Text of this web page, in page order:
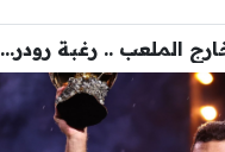
اشتعل الكلاسيكو خارج الملعب .. رغبة رودري تصدم ريال مدريد